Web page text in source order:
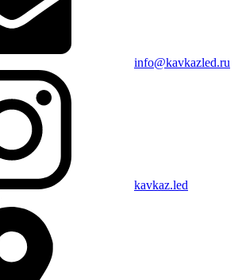
info@kavkazled.ru
kavkaz.led